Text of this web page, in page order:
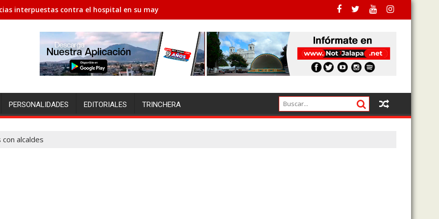
interpuestas contra el hospital en su mayoría son para la directora
PERSONALIDADES EDITORIALES TRINCHERA
con alcaldes